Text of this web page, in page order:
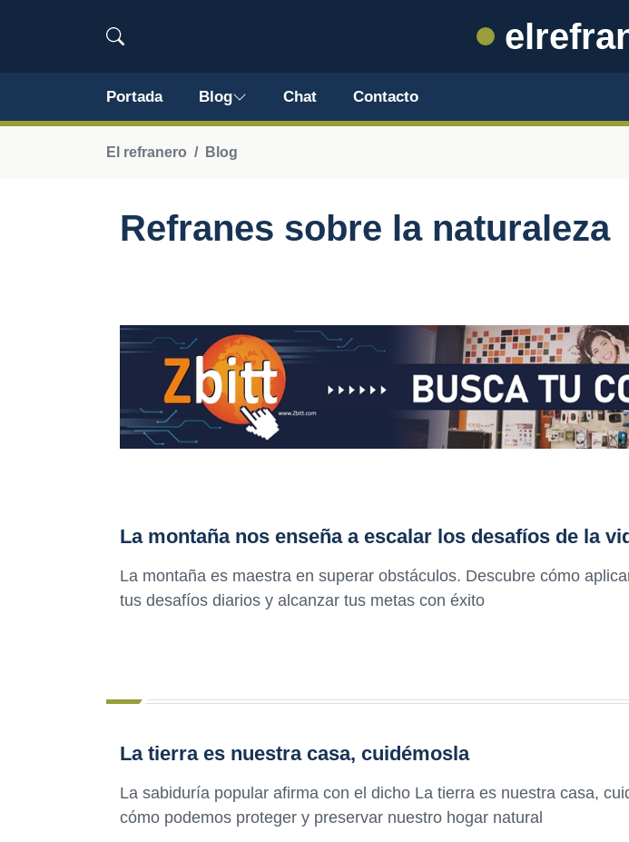
Portada Blog Chat Contacto
El refranero Blog
Refranes sobre la naturaleza
La montaña nos enseña a escalar los desafíos de la
La montaña es maestra en superar obstáculos. Descubre cómo
tus desafíos diarios y alcanzar tus metas con éxito
La tierra es nuestra casa, cuidémosla
La sabiduría popular afirma con el dicho La tierra es nuestra casa,
cómo podemos proteger y preservar nuestro hogar natural